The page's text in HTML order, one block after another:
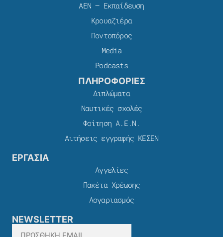
ΑΕΝ – Εκπαίδευση
Κρουαζιέρα
Ποντοπόρος
Media
Podcasts
ΠΛΗΡΟΦΟΡΙΕΣ
Διπλώματα
Ναυτικές σχολές
Φοίτηση Α.Ε.Ν.
Αιτήσεις εγγραφής ΚΕΣΕΝ
ΕΡΓΑΣΙΑ
Αγγελίες
Πακέτα Χρέωσης​
Λογαριασμός
NEWSLETTER